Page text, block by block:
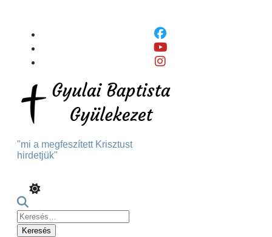
Content
"mi a megfeszített Krisztust
hirdetjük"
Keresés: